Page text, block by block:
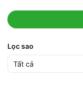
Lọc sao